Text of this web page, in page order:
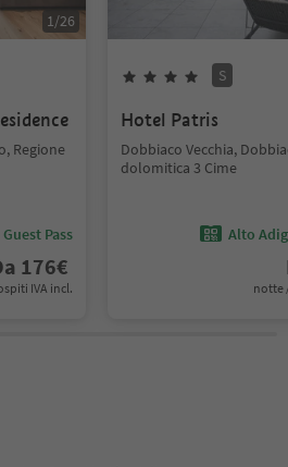
1/26
Regione
Pass
176€
IVA incl.
S
Hotel Patris
Dobbiaco Vecchia,
dolomitica 3 Cime
Alto
notte